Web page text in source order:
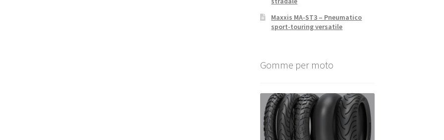
Maxxis MA-ST3 – Pneumatico
sport-touring versatile
Gomme per moto